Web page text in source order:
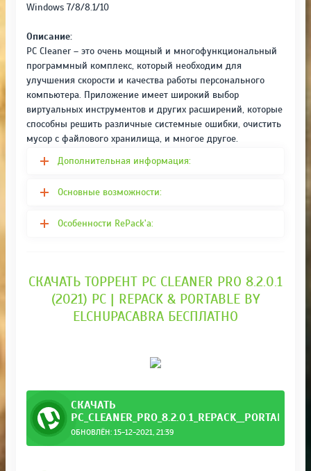
Windows 7/8/8.1/10
Описание:
PC Cleaner – это очень мощный и многофункциональный
программный комплекс, который необходим для
улучшения скорости и качества работы персонального
компьютера. Приложение имеет широкий выбор
виртуальных инструментов и других расширений, которые
способны решить различные системные ошибки, очистить
мусор с файлового хранилища, и многое другое.
Дополнительная информация:
Основные возможности:
Особенности RePack'a:
СКАЧАТЬ ТОРРЕНТ PC CLEANER PRO 8.2.0.1
(2021) PC | REPACK & PORTABLE BY
ELCHUPACABRA БЕСПЛАТНО
СКАЧАТЬ
ОБНОВЛЁН: 15-12-2021, 21:39